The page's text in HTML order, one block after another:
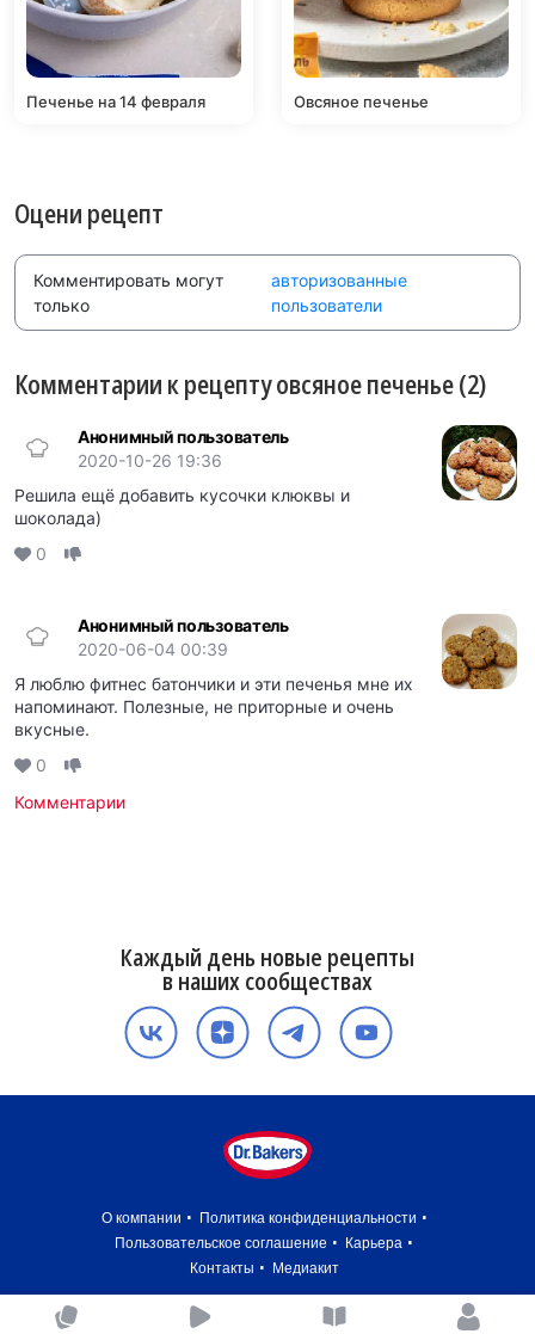
Печенье на 14 февраля Овсяное печенье
Оцени рецепт
Комментировать могут
только
авторизованные
пользователи
Комментарии к рецепту овсяное печенье (2)
Анонимный пользователь
2020-10-26 19:36
Решила ещё добавить кусочки клюквы и
шоколада)
0
Анонимный пользователь
2020-06-04 00:39
Я люблю фитнес батончики и эти печенья мне их
напоминают. Полезные, не приторные и очень
вкусные.
0
Комментарии
Каждый день новые рецепты
в наших сообществах
О компании
Политика конфиденциальности
Пользовательское соглашение
Карьера
Контакты
Медиакит